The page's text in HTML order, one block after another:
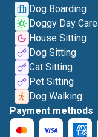
Dog Boarding
Doggy Day Care
House Sitting
Dog Sitting
Cat Sitting
Pet Sitting
Dog Walking
Payment methods